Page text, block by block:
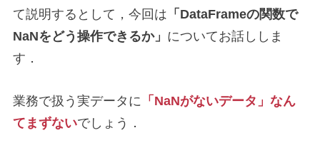
て説明するとして，今回は 「DataFrameの関数で
NaNをどう操作できるか」 についてお話ししま
す．
業務で扱う実データに 「NaNがないデータ」なん
てまずないでしょう．